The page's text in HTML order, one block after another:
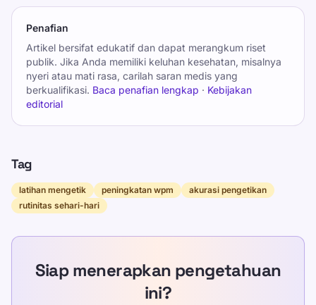
Penafian
Artikel bersifat edukatif dan dapat merangkum riset
publik. Jika Anda memiliki keluhan kesehatan, misalnya
nyeri atau mati rasa, carilah saran medis yang
berkualifikasi. Baca penafian lengkap · Kebijakan
editorial
Tag
latihan mengetik peningkatan wpm
akurasi pengetikan
rutinitas sehari-hari
Siap menerapkan pengetahuan
ini?